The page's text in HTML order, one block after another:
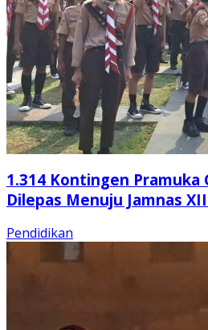
1.314 Kontingen Pramuka
Dilepas Menuju Jamnas
Pendidikan